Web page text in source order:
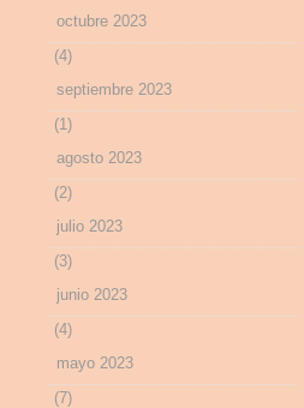
octubre 2023
(4)
septiembre 2023
(1)
agosto 2023
(2)
julio 2023
(3)
junio 2023
(4)
mayo 2023
(7)